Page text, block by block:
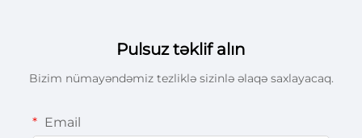
Pulsuz təklif alın
Bizim nümayəndəmiz tezliklə sizinlə əlaqə saxlayacaq.
Email